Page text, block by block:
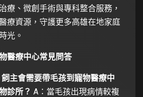
療、微創手術與專科整合服務，
療資源，守護更多高雄在地家庭
光。
醫療中心常見問答
主會需要帶毛孩到寵物醫療中
診所？ A：當毛孩出現病情較複